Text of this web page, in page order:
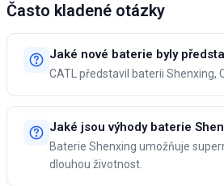
Často kladené otázky
Jaké nové baterie byly
CATL představil baterii Shenxing,
Jaké jsou výhody baterie
Baterie Shenxing umožňuje
dlouhou životnost.